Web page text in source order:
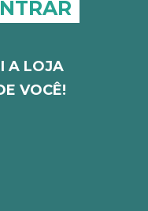
A LOJA
VOCÊ!